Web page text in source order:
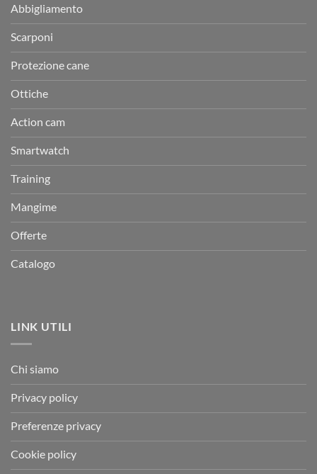
Abbigliamento
Scarponi
Protezione cane
Ottiche
Action cam
Smartwatch
Training
Mangime
Offerte
Catalogo
LINK UTILI
Chi siamo
Privacy policy
Preferenze privacy
Cookie policy